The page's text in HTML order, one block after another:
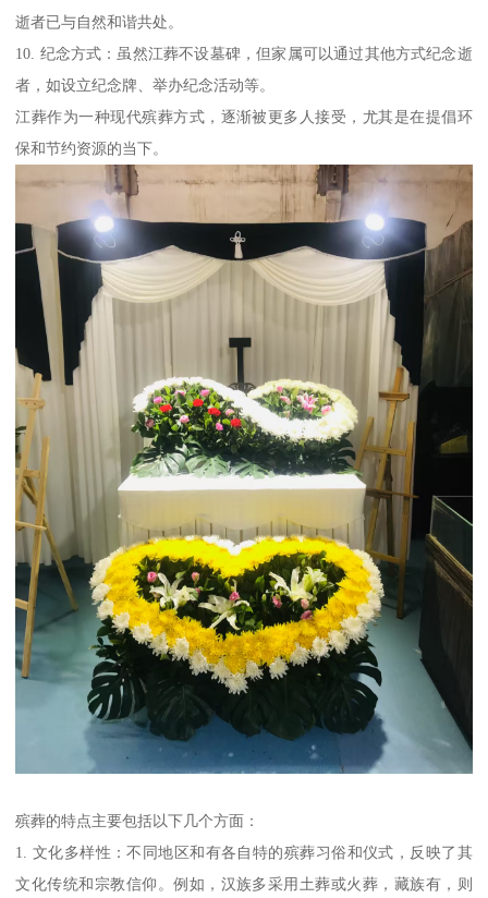
逝者已与自然和谐共处。
10. 纪念方式：虽然江葬不设墓碑，但家属可以通过其他方式纪念逝
者，如设立纪念牌、举办纪念活动等。
江葬作为一种现代殡葬方式，逐渐被更多人接受，尤其是在提倡环
保和节约资源的当下。
殡葬的特点主要包括以下几个方面：
1. 文化多样性：不同地区和有各自特的殡葬习俗和仪式，反映了其
文化传统和宗教信仰。例如，汉族多采用土葬或火葬，藏族有，则